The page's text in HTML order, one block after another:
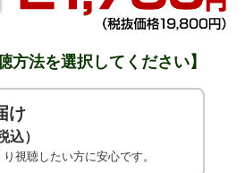
方法を選択してください】
け
）
視聴したい方に安心です。